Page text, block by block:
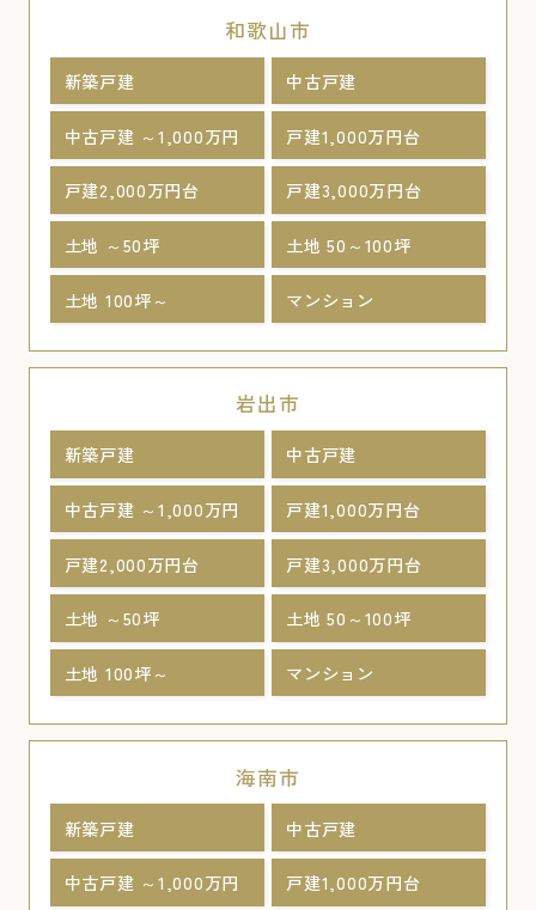
和歌山市
新築戸建 中古戸建
中古戸建 ～1,000万円 戸建1,000万円台
戸建2,000万円台 戸建3,000万円台
土地 ～50坪 土地 50～100坪
土地 100坪～ マンション
岩出市
新築戸建 中古戸建
中古戸建 ～1,000万円 戸建1,000万円台
戸建2,000万円台 戸建3,000万円台
土地 ～50坪 土地 50～100坪
土地 100坪～ マンション
海南市
新築戸建 中古戸建
中古戸建 ～1,000万円 戸建1,000万円台